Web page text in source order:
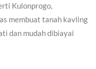
Kulonprogo,
membuat tanah kavling
dan mudah dibiayai